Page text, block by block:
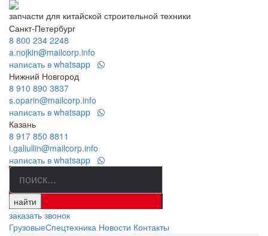
запчасти для китайской строительной техники
Санкт-Петербург
8 800 234 2248
a.nojkin@mailcorp.info
написать в whatsapp
Нижний Новгород
8 910 890 3837
s.oparin@mailcorp.info
написать в whatsapp
Казань
8 917 850 8811
i.galiullin@mailcorp.info
написать в whatsapp
найти
заказать звонок
ГрузовыеСпецтехника Новости Контакты